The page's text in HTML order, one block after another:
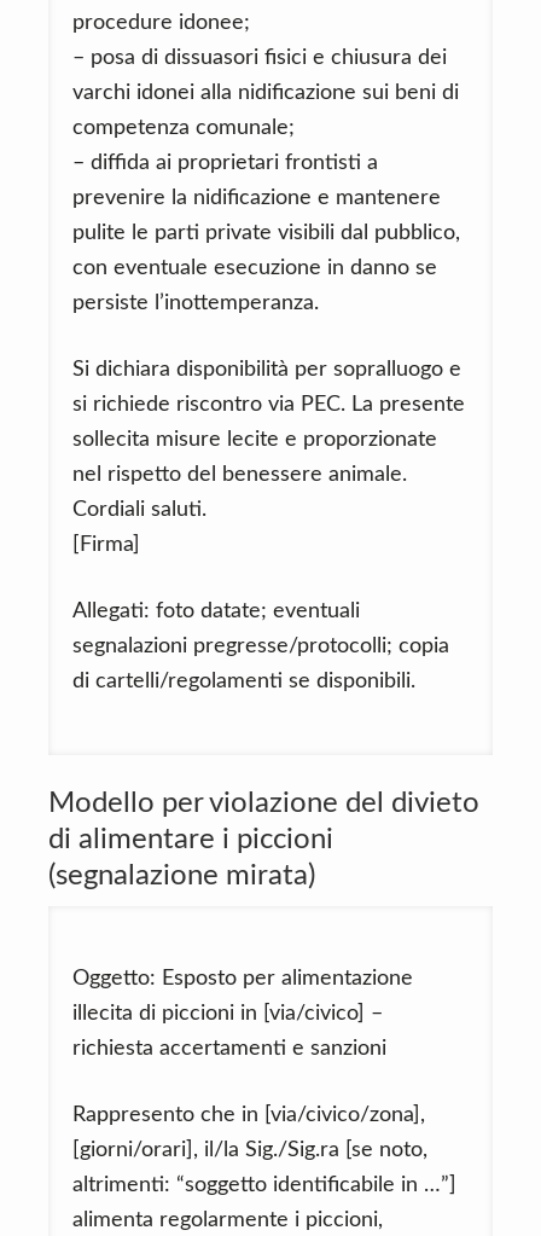
procedure idonee;
– posa di dissuasori fisici e chiusura dei
varchi idonei alla nidificazione sui beni di
competenza comunale;
– diffida ai proprietari frontisti a
prevenire la nidificazione e mantenere
pulite le parti private visibili dal pubblico,
con eventuale esecuzione in danno se
persiste l’inottemperanza.
Si dichiara disponibilità per sopralluogo e
si richiede riscontro via PEC. La presente
sollecita misure lecite e proporzionate
nel rispetto del benessere animale.
Cordiali saluti.
[Firma]
Allegati: foto datate; eventuali
segnalazioni pregresse/protocolli; copia
di cartelli/regolamenti se disponibili.
Modello per violazione del divieto
di alimentare i piccioni
(segnalazione mirata)
Oggetto: Esposto per alimentazione
illecita di piccioni in [via/civico] –
richiesta accertamenti e sanzioni
Rappresento che in [via/civico/zona],
[giorni/orari], il/la Sig./Sig.ra [se noto,
altrimenti: “soggetto identificabile in …”]
alimenta regolarmente i piccioni,